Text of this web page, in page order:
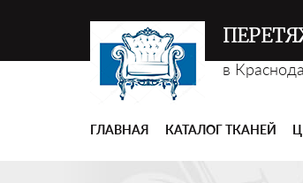
в
ГЛАВНАЯ КАТАЛОГ ТКАНЕЙ